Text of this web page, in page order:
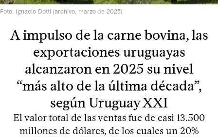
Foto: Ignacio Dotti (archivo, marzo de 2025)
A impulso de la carne bovina, las
exportaciones uruguayas
alcanzaron en 2025 su nivel
“más alto de la última década”,
según Uruguay XXI
El valor total de las ventas fue de casi 13.500
millones de dólares, de los cuales un 20%